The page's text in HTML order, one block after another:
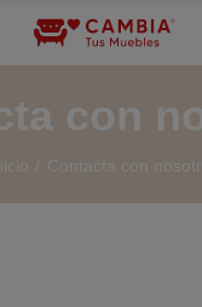
con
Contacta con